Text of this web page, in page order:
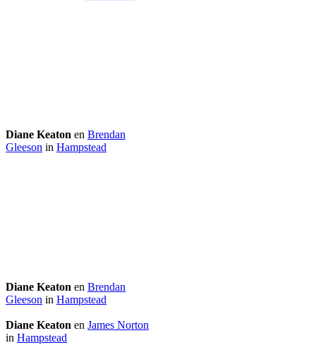
Diane Keaton en Brendan
Gleeson in Hampstead
Diane Keaton en Brendan
Gleeson in Hampstead
Diane Keaton en James Norton
in Hampstead